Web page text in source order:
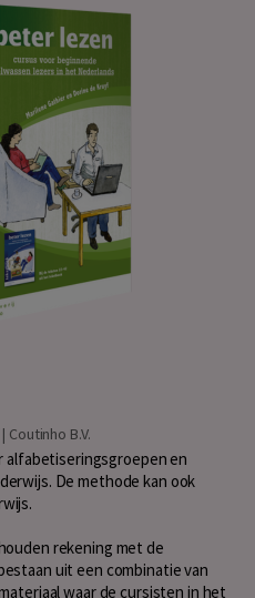
| Coutinho B.V.
alfabetiseringsgroepen en
De methode kan ook
rekening met de
uit een combinatie van
waar de cursisten in het